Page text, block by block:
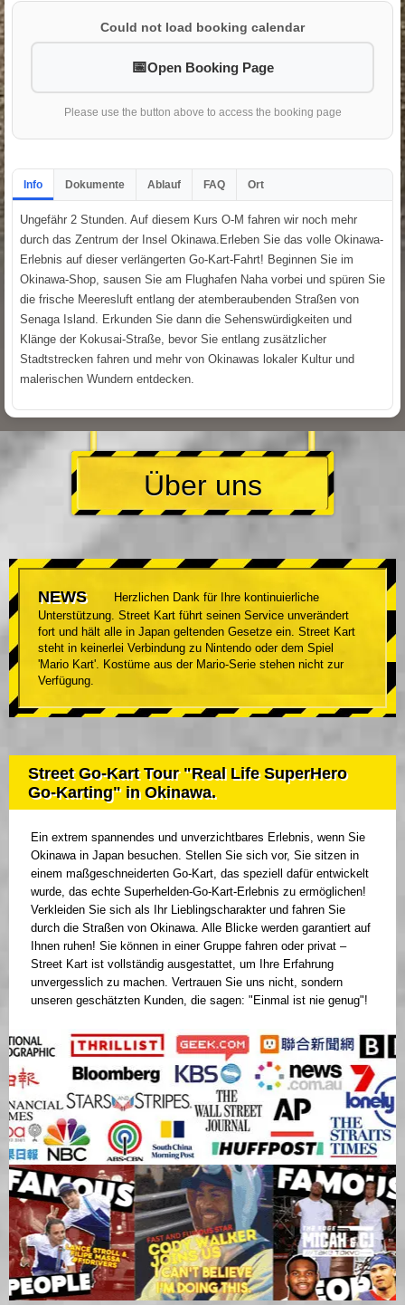
Could not load booking calendar
Open Booking Page
Please use the button above to access the booking page
Info Dokumente Ablauf FAQ Ort
Ungefähr 2 Stunden. Auf diesem Kurs O-M fahren wir noch mehr
durch das Zentrum der Insel Okinawa.Erleben Sie das volle Okinawa-
Erlebnis auf dieser verlängerten Go-Kart-Fahrt! Beginnen Sie im
Okinawa-Shop, sausen Sie am Flughafen Naha vorbei und spüren Sie
die frische Meeresluft entlang der atemberaubenden Straßen von
Senaga Island. Erkunden Sie dann die Sehenswürdigkeiten und
Klänge der Kokusai-Straße, bevor Sie entlang zusätzlicher
Stadtstrecken fahren und mehr von Okinawas lokaler Kultur und
malerischen Wundern entdecken.
Über uns
NEWS
Herzlichen Dank für Ihre kontinuierliche
Unterstützung. Street Kart führt seinen Service unverändert
fort und hält alle in Japan geltenden Gesetze ein. Street Kart
steht in keinerlei Verbindung zu Nintendo oder dem Spiel
'Mario Kart'. Kostüme aus der Mario-Serie stehen nicht zur
Verfügung.
Street Go-Kart Tour "Real Life SuperHero
Go-Karting" in Okinawa.
Ein extrem spannendes und unverzichtbares Erlebnis, wenn Sie
Okinawa in Japan besuchen. Stellen Sie sich vor, Sie sitzen in
einem maßgeschneiderten Go-Kart, das speziell dafür entwickelt
wurde, das echte Superhelden-Go-Kart-Erlebnis zu ermöglichen!
Verkleiden Sie sich als Ihr Lieblingscharakter und fahren Sie
durch die Straßen von Okinawa. Alle Blicke werden garantiert auf
Ihnen ruhen! Sie können in einer Gruppe fahren oder privat –
Street Kart ist vollständig ausgestattet, um Ihre Erfahrung
unvergesslich zu machen. Vertrauen Sie uns nicht, sondern
unseren geschätzten Kunden, die sagen: "Einmal ist nie genug"!